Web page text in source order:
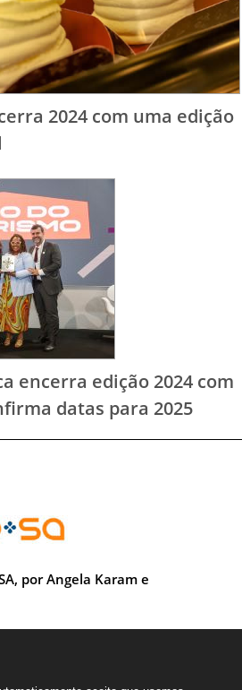
2024 com uma edição
encerra edição 2024 com
datas para 2025
por Angela Karam e
Luiz